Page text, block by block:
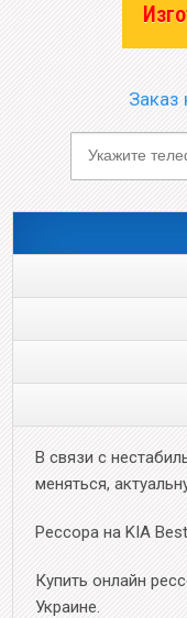
Заказ
В связи с
меняться,
Рессора на KIA
Купить онлайн
Украине.